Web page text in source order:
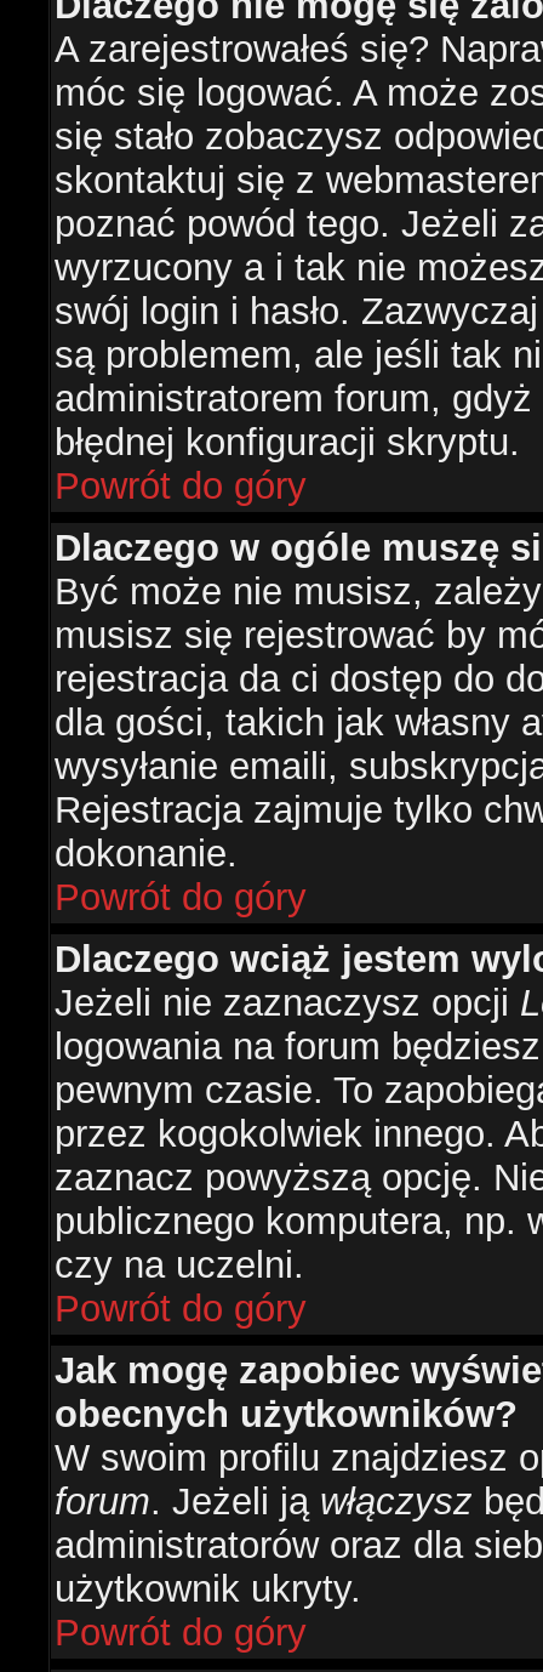
A zarejestrowałeś się?
móc się logować. A może
się stało zobaczysz
skontaktuj się z
poznać powód tego. Jeżeli
wyrzucony a i tak nie
swój login i hasło.
są problemem, ale jeśli tak
administratorem forum,
błędnej konfiguracji skryptu.
Powrót do góry
Dlaczego w ogóle muszę
Być może nie musisz,
musisz się rejestrować by
rejestracja da ci dostęp do
dla gości, takich jak własny
wysyłanie emaili,
Rejestracja zajmuje tylko
dokonanie.
Powrót do góry
Dlaczego wciąż jestem
Jeżeli nie zaznaczysz opcji
logowania na forum
pewnym czasie. To
przez kogokolwiek innego.
zaznacz powyższą opcję.
publicznego komputera, np.
czy na uczelni.
Powrót do góry
Jak mogę zapobiec
obecnych użytkowników?
W swoim profilu znajdziesz
forum. Jeżeli ją włączysz
administratorów oraz dla
użytkownik ukryty.
Powrót do góry